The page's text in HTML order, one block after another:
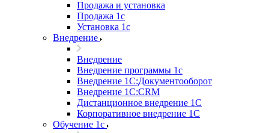
Продажа и установка
Продажа 1с
Установка 1с
Внедрение
Внедрение
Внедрение программы 1с
Внедрение 1С:Документооборот
Внедрение 1С:CRM
Дистанционное внедрение 1С
Корпоративное внедрение 1С
Обучение 1с